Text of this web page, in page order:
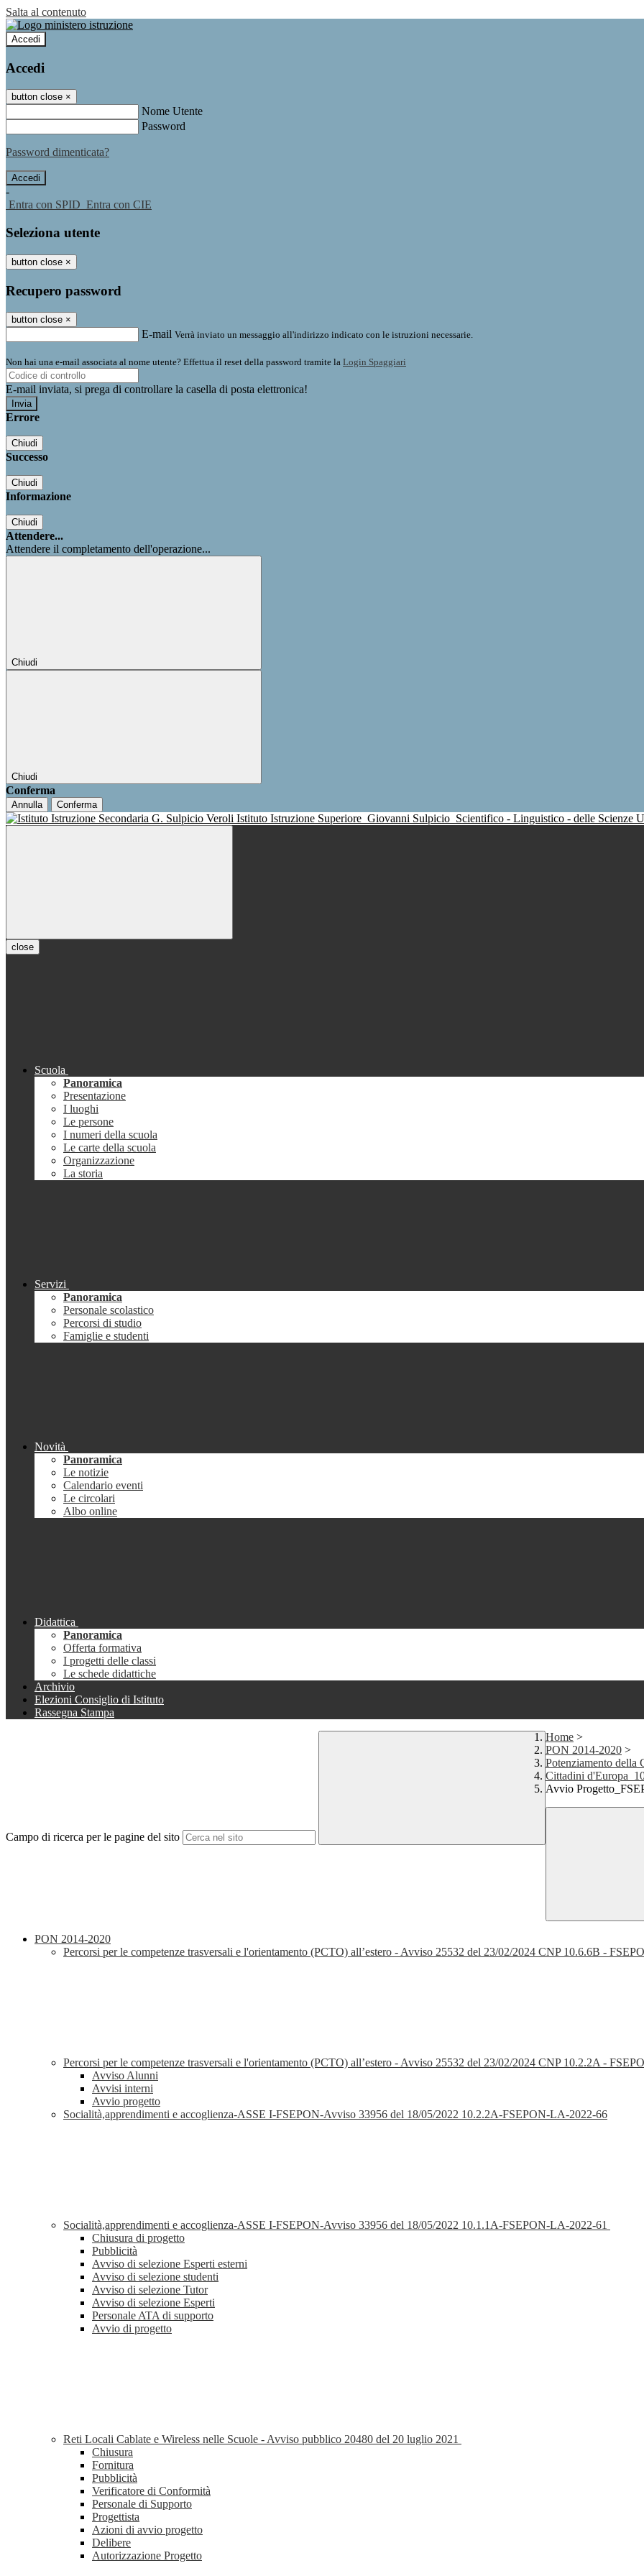
Salta al contenuto
Accedi
Accedi
button close ×
Nome Utente
Password
Password dimenticata?
-
Entra con SPID Entra con CIE
Seleziona utente
button close ×
Recupero password
button close ×
E-mail Verrà inviato un messaggio all'indirizzo indicato con le istruzioni necessarie.
Non hai una e-mail associata al nome utente? Effettua il reset della password tramite la Login Spaggiari
E-mail inviata, si prega di controllare la casella di posta elettronica!
Errore
Chiudi
Successo
Chiudi
Informazione
Chiudi
Attendere...
Attendere il completamento dell'operazione...
Chiudi
Chiudi
Conferma
Annulla Conferma
Istituto Istruzione Superiore Giovanni Sulpicio Scientifico - Linguistico - delle Scienze
close
Scuola
Panoramica
Presentazione
I luoghi
Le persone
I numeri della scuola
Le carte della scuola
Organizzazione
La storia
Servizi
Panoramica
Personale scolastico
Percorsi di studio
Famiglie e studenti
Novità
Panoramica
Le notizie
Calendario eventi
Le circolari
Albo online
Didattica
Panoramica
Offerta formativa
I progetti delle classi
Le schede didattiche
Archivio
Elezioni Consiglio di Istituto
Rassegna Stampa
Campo di ricerca per le pagine del sito
Home >
PON 2014-2020 >
Potenziamento della
Cittadini
Avvio
PON 2014-2020
Percorsi per le competenze trasversali e l'orientamento (PCTO) all’estero - Avviso 25532 del 23/02/2024 CNP 10.6.6B -
Percorsi per le competenze trasversali e l'orientamento (PCTO) all’estero - Avviso 25532 del 23/02/2024 CNP 10.2.2A -
Avviso Alunni
Avvisi interni
Avvio progetto
Socialità,apprendimenti e accoglienza-ASSE I-FSEPON-Avviso 33956 del 18/05/2022 10.2.2A-FSEPON-LA-2022-66
Socialità,apprendimenti e accoglienza-ASSE I-FSEPON-Avviso 33956 del 18/05/2022 10.1.1A-FSEPON-LA-2022-61
Chiusura di progetto
Pubblicità
Avviso di selezione Esperti esterni
Avviso di selezione studenti
Avviso di selezione Tutor
Avviso di selezione Esperti
Personale ATA di supporto
Avvio di progetto
Reti Locali Cablate e Wireless nelle Scuole - Avviso pubblico 20480 del 20 luglio 2021
Chiusura
Fornitura
Pubblicità
Verificatore di Conformità
Personale di Supporto
Progettista
Azioni di avvio progetto
Delibere
Autorizzazione Progetto